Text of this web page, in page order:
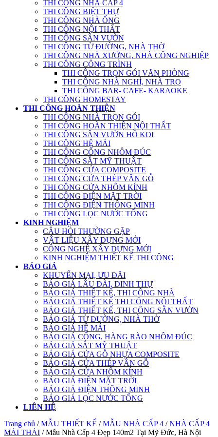
THI CÔNG NHÀ CẤP 4
THI CÔNG BIỆT THỰ
THI CÔNG NHÀ ỐNG
THI CÔNG NỘI THẤT
THI CÔNG SÂN VƯỜN
THI CÔNG TỪ ĐƯỜNG, NHÀ THỜ
THI CÔNG NHÀ XƯỞNG, NHÀ CÔNG NGHIỆP
THI CÔNG CÔNG TRÌNH
THI CÔNG TRỌN GÓI VĂN PHÒNG
THI CÔNG NHÀ NGHỈ, NHÀ TRỌ
THI CÔNG BAR- CAFE- KARAOKE
THI CÔNG HOMESTAY
THI CÔNG HOÀN THIỆN
THI CÔNG NHÀ TRỌN GÓI
THI CÔNG HOÀN THIỆN NỘI THẤT
THI CÔNG SÂN VƯỜN HỒ KOI
THI CÔNG HỆ MÁI
THI CÔNG CỔNG NHÔM ĐÚC
THI CÔNG SẮT MỸ THUẬT
THI CÔNG CỬA COMPOSITE
THI CÔNG CỬA THÉP VÂN GỖ
THI CÔNG CỬA NHÔM KÍNH
THI CÔNG ĐIỆN MẶT TRỜI
THI CÔNG ĐIỆN THÔNG MINH
THI CÔNG LỌC NƯỚC TỔNG
KINH NGHIỆM
CÂU HỎI THƯỜNG GẶP
VẬT LIỆU XÂY DỰNG MỚI
CÔNG NGHỆ XÂY DỰNG MỚI
KINH NGHIỆM THIẾT KẾ THI CÔNG
BÁO GIÁ
KHUYẾN MẠI, ƯU ĐÃI
BÁO GIÁ LÂU ĐÀI, DINH THỰ
BÁO GIÁ THIẾT KẾ, THI CÔNG NHÀ
BÁO GIÁ THIẾT KẾ THI CÔNG NỘI THẤT
BÁO GIÁ THIẾT KẾ, THI CÔNG SÂN VƯỜN
BÁO GIÁ TỪ ĐƯỜNG, NHÀ THỜ
BÁO GIÁ HỆ MÁI
BÁO GIÁ CỔNG, HÀNG RÀO NHÔM ĐÚC
BÁO GIÁ SẮT MỸ THUẬT
BÁO GIÁ CỬA GỖ NHỰA COMPOSITE
BÁO GIÁ CỬA THÉP VÂN GỖ
BÁO GIÁ CỬA NHÔM KÍNH
BÁO GIÁ ĐIỆN MẶT TRỜI
BÁO GIÁ ĐIỆN THÔNG MINH
BÁO GIÁ LỌC NƯỚC TỔNG
LIÊN HỆ
Trang chủ /MẪU THIẾT KẾ /MẪU NHÀ CẤP 4 /NHÀ CẤP 4
MÁI THÁI / Mẫu Nhà Cấp 4 Đẹp 140m2 Tại Mỹ Đức, Hà Nội